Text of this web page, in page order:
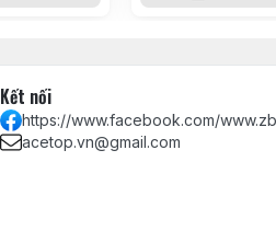
Kết nối
https://www.facebook.com/
acetop.vn@gmail.com